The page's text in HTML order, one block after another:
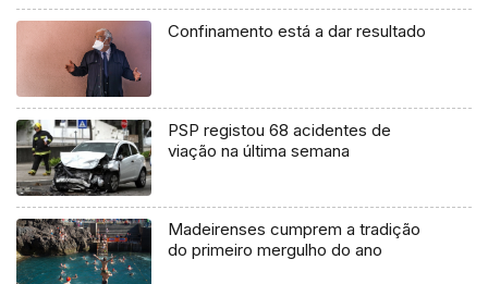
Confinamento está a dar resultado
PSP registou 68 acidentes de
viação na última semana
Madeirenses cumprem a tradição
do primeiro mergulho do ano